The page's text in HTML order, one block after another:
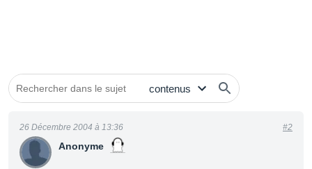
Anonyme
26 Décembre 2004 à 13:36 #2